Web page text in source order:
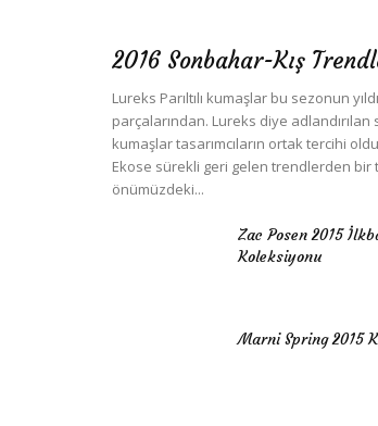
2016 Sonbahar-Kış
Lureks Parıltılı kumaşlar bu sezonun
parçalarından. Lureks diye adlandırılan
kumaşlar tasarımcıların ortak tercihi
Ekose sürekli geri gelen trendlerden bir
önümüzdeki...
Zac Posen 2015
Koleksiyonu
Marni Spring 2015